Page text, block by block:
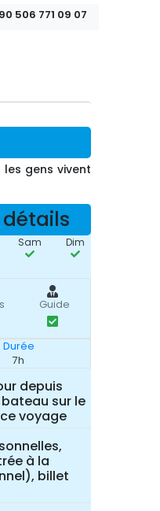
506 771 09 07
gens vivent
Sam Dim
Guide
Durée
7h
depuis
sur le
voyage
à la
billet